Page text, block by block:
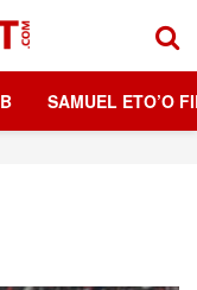
SAMUEL ETO’O